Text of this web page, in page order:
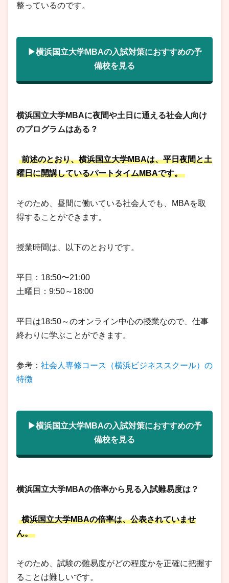
整っているのです。
▶横浜国立大学MBAの入試対策におすすめの予
備校を見る
横浜国立大学MBAに夜間や土日に通える社会人向け
のプログラムはある？
前述のとおり、横浜国立大学MBAは、平日夜間と土
曜日に開講しているパートタイムMBAです。
そのため、昼間に働いている社会人でも、MBAを取
得することができます。
授業時間は、以下のとおりです。
平日：18:50〜21:00
土曜日：9:50～18:00
平日は18:50～のオンライン中心の授業なので、仕事
終わりに学ぶことができます。
参考： 社会人専修コース（横浜ビジネススクール）の
特徴
▶横浜国立大学MBAの入試対策におすすめの予
備校を見る
横浜国立大学MBAの倍率から見る入試難易度は？
横浜国立大学MBAの倍率は、公表されていませ
ん。
そのため、試験の難易度がどの程度かを正確に把握す
ることは難しいです。